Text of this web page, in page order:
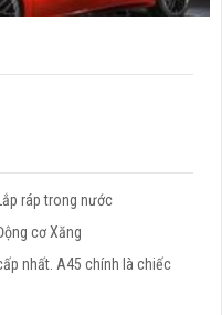
ráp trong nước
cơ Xăng
nhất. A45 chính là chiếc